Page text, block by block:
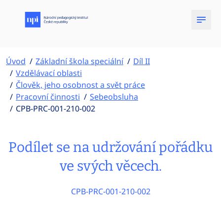
Úvod Základní škola speciální
Díl II
Vzdělávací oblasti
Člověk, jeho osobnost a svět práce
Pracovní činnosti
Sebeobsluha
CPB-PRC-001-210-002
Podílet se na udržování pořádku
ve svých věcech.
CPB-PRC-001-210-002